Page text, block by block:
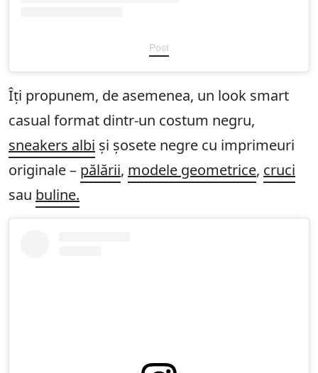
Post
Îți propunem, de asemenea, un look smart
casual format dintr-un costum negru,
sneakers albi și șosete negre cu imprimeuri
originale – pălării, modele geometrice, cruci
sau buline.